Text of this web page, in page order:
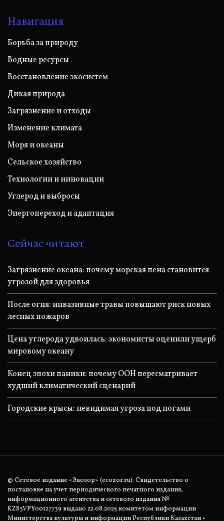
Навигация
Борьба за природу
Водные ресурсы
Восстановление экосистем
Дикая природа
Загрязнение и отходы
Изменение климата
Моря и океаны
Сельское хозяйство
Технологии и инновации
Углерод и выбросы
Энергопереход и адаптация
Сейчас читают
Загрязнение океана: почему морская пена становится
угрозой для здоровья
После огня: инвазивные травы повышают риск новых
лесных пожаров
Цена углерода удвоилась: экономисты оценили ущерб
мировому океану
Конец эпохи паники: почему ООН пересматривает
худший климатический сценарий
Городские крысы: невидимая угроза под ногами
© Сетевое издание «Экозор» (ecozor.ru). Свидетельство о
постановке на учет периодического печатного издания,
информационного агентства и сетевого издания №
KZ83VPY00127739 выдано 22.08.2025 комитетом информации
Министерства культуры и информации Республики Казахстан •